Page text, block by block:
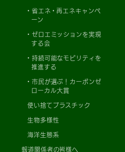
省エネ・再エネキャンペ
ーン
ゼロエミッションを実現
する会
持続可能なモビリティを
推進する
市民が選ぶ！カーボンゼ
ローカル大賞
使い捨てプラスチック
生物多様性
海洋生態系
報道関係者の皆様へ